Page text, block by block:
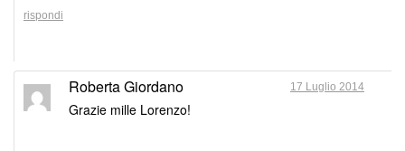
rispondi
Roberta Giordano 17 Luglio 2014
Grazie mille Lorenzo!